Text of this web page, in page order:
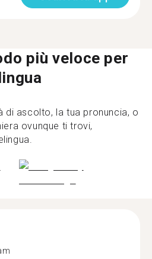
più veloce per
di ascolto, la tua pronuncia, o
ovunque ti trovi,